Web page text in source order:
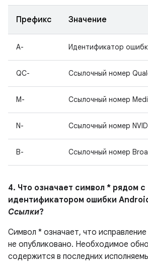
Префикс Значение
A- Идентификатор
QC- Ссылочный номер
M- Ссылочный номер
N- Ссылочный номер
B- Ссылочный номер
4. Что означает символ * рядом с
идентификатором ошибки
Ссылки?
Символ * означает, что
не опубликовано. Необходимое
содержится в последних